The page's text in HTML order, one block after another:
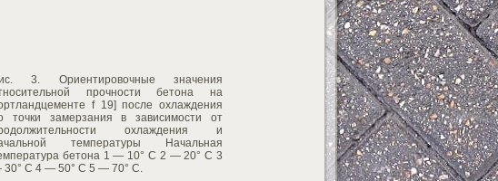
3. Ориентировочные значения
прочности бетона на
f 19] после охлаждения
точки замерзания в зависимости от
охлаждения и
температуры Начальная
бетона 1 — 10° С 2 — 20° С 3
С 4 — 50° С 5 — 70° С.